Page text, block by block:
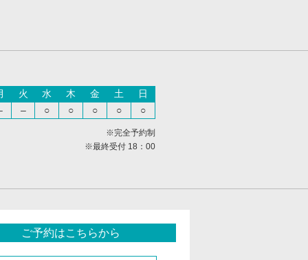
火 水 木 金 土
日
– ○ ○ ○ ○ ○
※完全予約制
※最終受付 18：00
ご予約はこちらから